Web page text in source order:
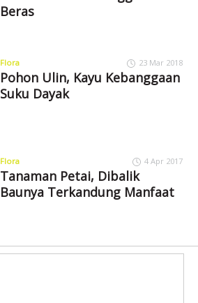
Beras
Flora 23 Mar 2018
Pohon Ulin, Kayu Kebanggaan
Suku Dayak
Flora 4 Apr 2017
Tanaman Petai, Dibalik
Baunya Terkandung Manfaat